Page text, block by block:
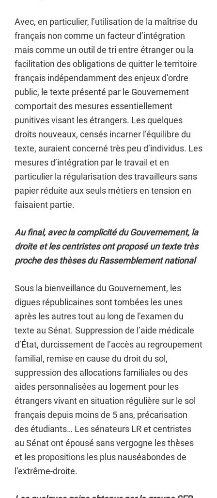
Avec, en particulier, l’utilisation de la maîtrise du
français non comme un facteur d’intégration
mais comme un outil de tri entre étranger ou la
facilitation des obligations de quitter le territoire
français indépendamment des enjeux d’ordre
public, le texte présenté par le Gouvernement
comportait des mesures essentiellement
punitives visant les étrangers. Les quelques
droits nouveaux, censés incarner l’équilibre du
texte, auraient concerné très peu d’individus. Les
mesures d’intégration par le travail et en
particulier la régularisation des travailleurs sans
papier réduite aux seuls métiers en tension en
faisaient partie.
Au final, avec la complicité du Gouvernement, la
droite et les centristes ont proposé un texte très
proche des thèses du Rassemblement national
Sous la bienveillance du Gouvernement, les
digues républicaines sont tombées les unes
après les autres tout au long de l’examen du
texte au Sénat. Suppression de l’aide médicale
d’État, durcissement de l’accès au regroupement
familial, remise en cause du droit du sol,
suppression des allocations familiales ou des
aides personnalisées au logement pour les
étrangers vivant en situation régulière sur le sol
français depuis moins de 5 ans, précarisation
des étudiants… Les sénateurs LR et centristes
au Sénat ont épousé sans vergogne les thèses
et les propositions les plus nauséabondes de
l’extrême-droite.